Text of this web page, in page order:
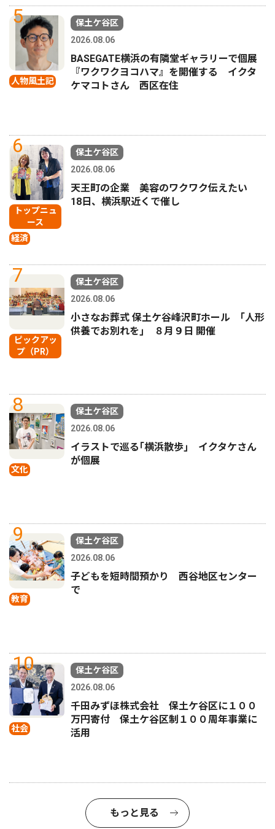
5
人物風土記
保土ケ谷区
2026.08.06
BASEGATE横浜の有隣堂ギャラリーで個展
『ワクワクヨコハマ』を開催する イクタ
ケマコトさん 西区在住
6
トップニュ
ース
経済
保土ケ谷区
2026.08.06
天王町の企業 美容のワクワク伝えたい
18日、横浜駅近くで催し
7
ピックアッ
プ（PR）
保土ケ谷区
2026.08.06
小さなお葬式 保土ケ谷峰沢町ホール ｢人形
供養でお別れを｣ ８月９日 開催
8
文化
保土ケ谷区
2026.08.06
イラストで巡る｢横浜散歩｣ イクタケさん
が個展
9
教育
保土ケ谷区
2026.08.06
子どもを短時間預かり 西谷地区センター
で
10
社会
保土ケ谷区
2026.08.06
千田みずほ株式会社 保土ケ谷区に１００
万円寄付 保土ケ谷区制１００周年事業に
活用
もっと見る